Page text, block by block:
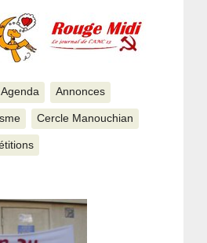
Agenda Annonces
Cercle Manouchian